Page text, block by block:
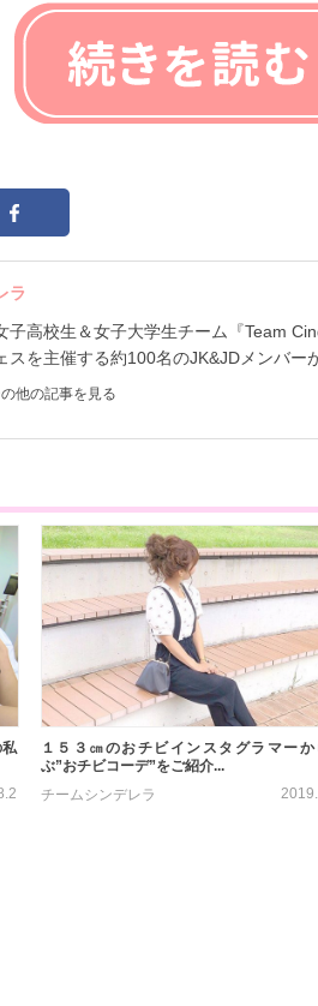
ラ
子高校生＆女子大学生チーム『Team
スを主催する約100名のJK&JDメンバー
他の記事を見る
１５３㎝のおチビインスタグラマーか
ぶ”おチビコーデ”をご紹介...
チームシンデレラ